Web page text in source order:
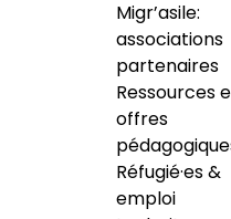
Migr’asile:
associations
partenaires
Ressources
offres
Réfugié·es &
emploi